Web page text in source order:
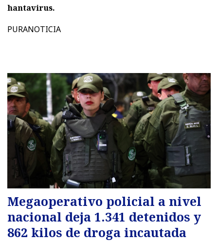
hantavirus.
PURANOTICIA
Megaoperativo policial a nivel
nacional deja 1.341 detenidos y
862 kilos de droga incautada